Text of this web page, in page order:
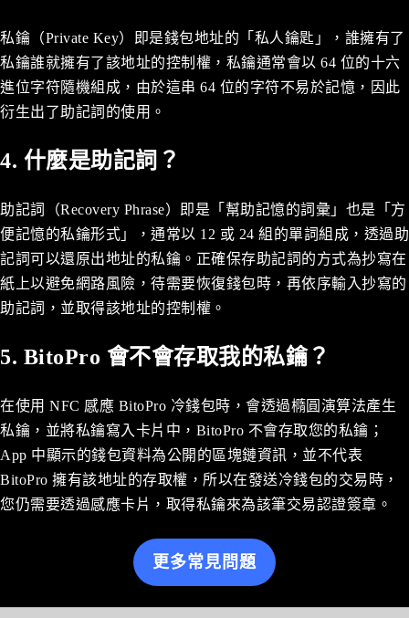
私鑰（Private Key）即是錢包地址的「私人鑰匙」，誰擁有了
私鑰誰就擁有了該地址的控制權，私鑰通常會以 64 位的十六
進位字符隨機組成，由於這串 64 位的字符不易於記憶，因此
衍生出了助記詞的使用。
4. 什麼是助記詞？
助記詞（Recovery Phrase）即是「幫助記憶的詞彙」也是「方
便記憶的私鑰形式」，通常以 12 或 24 組的單詞組成，透過助
記詞可以還原出地址的私鑰。正確保存助記詞的方式為抄寫在
紙上以避免網路風險，待需要恢復錢包時，再依序輸入抄寫的
助記詞，並取得該地址的控制權。
5. BitoPro 會不會存取我的私鑰？
在使用 NFC 感應 BitoPro 冷錢包時，會透過橢圓演算法產生
私鑰，並將私鑰寫入卡片中，BitoPro 不會存取您的私鑰；
App 中顯示的錢包資料為公開的區塊鏈資訊，並不代表
BitoPro 擁有該地址的存取權，所以在發送冷錢包的交易時，
您仍需要透過感應卡片，取得私鑰來為該筆交易認證簽章。
更多常見問題